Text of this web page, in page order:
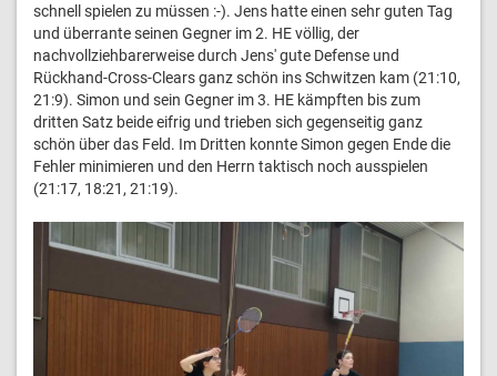
schnell spielen zu müssen :-). Jens hatte einen sehr guten Tag
und überrante seinen Gegner im 2. HE völlig, der
nachvollziehbarerweise durch Jens' gute Defense und
Rückhand-Cross-Clears ganz schön ins Schwitzen kam (21:10,
21:9). Simon und sein Gegner im 3. HE kämpften bis zum
dritten Satz beide eifrig und trieben sich gegenseitig ganz
schön über das Feld. Im Dritten konnte Simon gegen Ende die
Fehler minimieren und den Herrn taktisch noch ausspielen
(21:17, 18:21, 21:19).